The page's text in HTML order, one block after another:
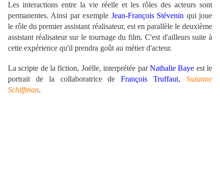
Les interactions entre la vie réelle et les rôles des acteurs sont
permanentes. Ainsi par exemple Jean-François Stévenin qui joue
le rôle du premier assistant réalisateur, est en parallèle le deuxième
assistant réalisateur sur le tournage du film. C'est d'ailleurs suite à
cette expérience qu'il prendra goût au métier d'acteur.
La scripte de la fiction, Joëlle, interprétée par Nathalie Baye est le
portrait de la collaboratrice deFrançois Truffaut,Suzanne
Schiffman.